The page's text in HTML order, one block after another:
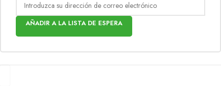
AÑADIR A LA LISTA DE ESPERA